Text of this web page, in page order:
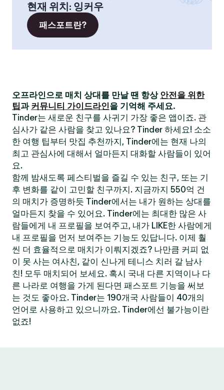
현재 위치: 잉커우
패스포트란?
오프라인으로 매치 상대를 만날 땐 항상 안전을 위한
팁과 커뮤니티 가이드라인을 기억해 주세요.
Tinder는 새로운 친구를 사귀기 가장 좋은 앱이죠. 관
심사가 같은 사람을 찾고 있나요? Tinder 하세요! 소소
한 여행 팁부터 맛집 추천까지, Tinder에는 현재 나의
최고 관심사에 대해서 얼마든지 대화할 사람들이 있어
요.
함께 밤새도록 페스티벌을 즐길 수 있는 친구, 또는 기
후 변화를 같이 고민할 친구까지. 지금까지 550억 건
의 매치가 증명하듯 Tinder에서는 내가 원하는 상대를
얼마든지 찾을 수 있어요. Tinder에는 최대한 많은 사
람들에게 내 프로필을 보여주고, 내가 LIKE한 사람에게
내 프로필을 먼저 보여주는 기능도 있답니다. 이제 훨
씬 더 효율적으로 매치가 이뤄지겠죠? 나만큼 커피 없
이 못 사는 여사친, 같이 신나게 테니스 치러 갈 남사
친! 모두 매치되어 보세요. 혹시 국내 다른 지역이나 다
른 나라로 여행을 가게 된다면 패스포트 기능을 써보
는 것도 좋아요. Tinder는 190개국 사람들이 40개의
언어로 사용하고 있으니까요. Tinder에선 불가능이란
없죠!